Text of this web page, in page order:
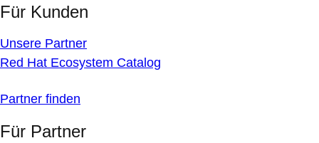
Für Kunden
Unsere Partner
Red Hat Ecosystem Catalog
Partner finden
Für Partner